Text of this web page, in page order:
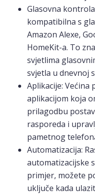
Glasovna
kompatibilna s
Amazon Alexe,
HomeKit-a. To
svjetlima
svjetla u dnevnoj
Aplikacije: Većina
aplikacijom koja
prilagodbu
rasporeda i
pametnog
Automatizacija:
automatizacijske
primjer, možete
uključe kada